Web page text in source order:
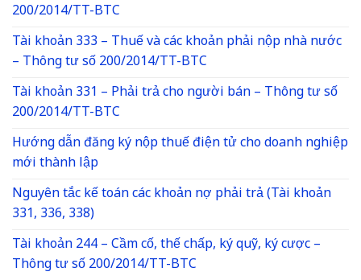
200/2014/TT-BTC
Tài khoản 333 – Thuế và các khoản phải nộp nhà nước
– Thông tư số 200/2014/TT-BTC
Tài khoản 331 – Phải trả cho người bán – Thông tư số
200/2014/TT-BTC
Hướng dẫn đăng ký nộp thuế điện tử cho doanh nghiệp
mới thành lập
Nguyên tắc kế toán các khoản nợ phải trả (Tài khoản
331, 336, 338)
Tài khoản 244 – Cầm cố, thế chấp, ký quỹ, ký cược –
Thông tư số 200/2014/TT-BTC